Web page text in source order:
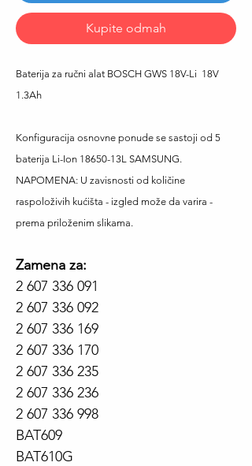
Kupite odmah
Baterija za ručni alat BOSCH GWS 18V-Li 18V
1.3Ah
Konfiguracija osnovne ponude se sastoji od 5
baterija Li-Ion 18650-13L SAMSUNG.
NAPOMENA: U zavisnosti od količine
raspoloživih kućišta - izgled može da varira -
prema priloženim slikama.
Zamena za:
2 607 336 091
2 607 336 092
2 607 336 169
2 607 336 170
2 607 336 235
2 607 336 236
2 607 336 998
BAT609
BAT610G